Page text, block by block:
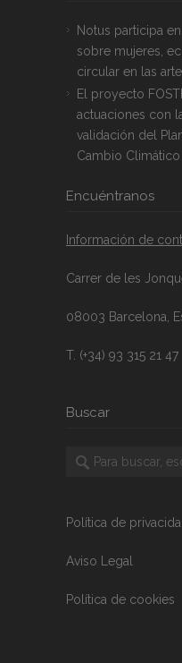
Notus participa
sobre mujeres,
circular en las
El proyecto
actuaciones con
validación del
Cambio
Encuéntranos
Información de
Carrer de les
08003 Barcelona,
T. (+34) 93 315 21 47
Buscar
Política de
Aviso Legal
Política de cookies